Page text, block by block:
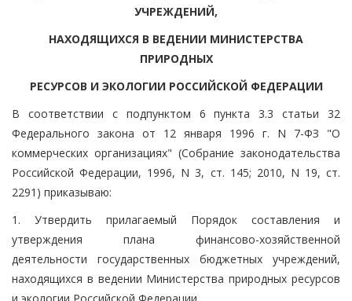
УЧРЕЖДЕНИЙ,
НАХОДЯЩИХСЯ В ВЕДЕНИИ МИНИСТЕРСТВА
ПРИРОДНЫХ
РЕСУРСОВ И ЭКОЛОГИИ РОССИЙСКОЙ ФЕДЕРАЦИИ
В соответствии с подпунктом 6 пункта 3.3 статьи 32
Федерального закона от 12 января 1996 г. N 7-ФЗ "О
коммерческих организациях" (Собрание законодательства
Российской Федерации, 1996, N 3, ст. 145; 2010, N 19, ст.
2291) приказываю:
1. Утвердить прилагаемый Порядок составления и
утверждения плана финансово-хозяйственной
деятельности государственных бюджетных учреждений,
находящихся в ведении Министерства природных ресурсов